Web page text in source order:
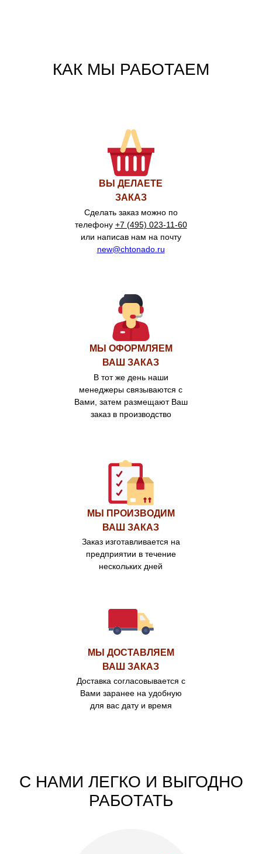
КАК МЫ РАБОТАЕМ
МЫ ДОСТАВЛЯЕМ
ВАШ ЗАКАЗ
Доставка согласовывается с
Вами заранее на удобную
для вас дату и время
МЫ ПРОИЗВОДИМ
ВАШ ЗАКАЗ
Заказ изготавливается на
предприятии в течение
нескольких дней
МЫ ОФОРМЛЯЕМ
ВАШ ЗАКАЗ
В тот же день наши
менеджеры связываются с
Вами, затем размещают Ваш
заказ в производство
ВЫ ДЕЛАЕТЕ
ЗАКАЗ
Сделать заказ можно по
телефону +7 (495) 023-11-60
или написав нам на почту
new@chtonado.ru
С НАМИ ЛЕГКО И ВЫГОДНО
РАБОТАТЬ